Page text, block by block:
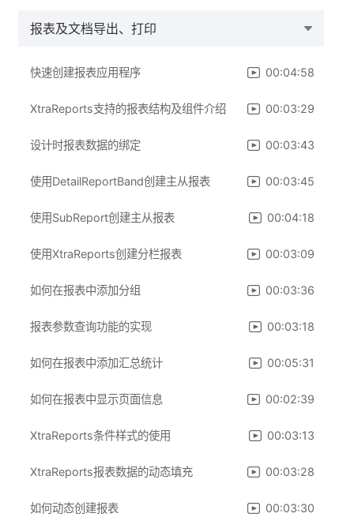
报表及文档导出、打印
快速创建报表应用程序 00:04:58
XtraReports支持的报表结构及组件介绍 00:03:29
设计时报表数据的绑定 00:03:43
使用DetailReportBand创建主从报表 00:03:45
使用SubReport创建主从报表 00:04:18
使用XtraReports创建分栏报表 00:03:09
如何在报表中添加分组 00:03:36
报表参数查询功能的实现 00:03:18
如何在报表中添加汇总统计 00:05:31
如何在报表中显示页面信息 00:02:39
XtraReports条件样式的使用 00:03:13
XtraReports报表数据的动态填充 00:03:28
如何动态创建报表 00:03:30